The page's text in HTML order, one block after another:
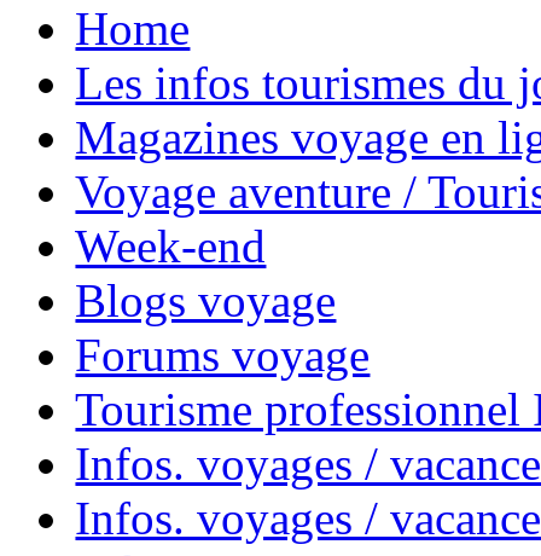
Home
Les infos tourismes du
Magazines voyage en
Voyage aventure /
Week-end
Blogs voyage
Forums voyage
Tourisme
Infos. voyages /
Infos. voyages /